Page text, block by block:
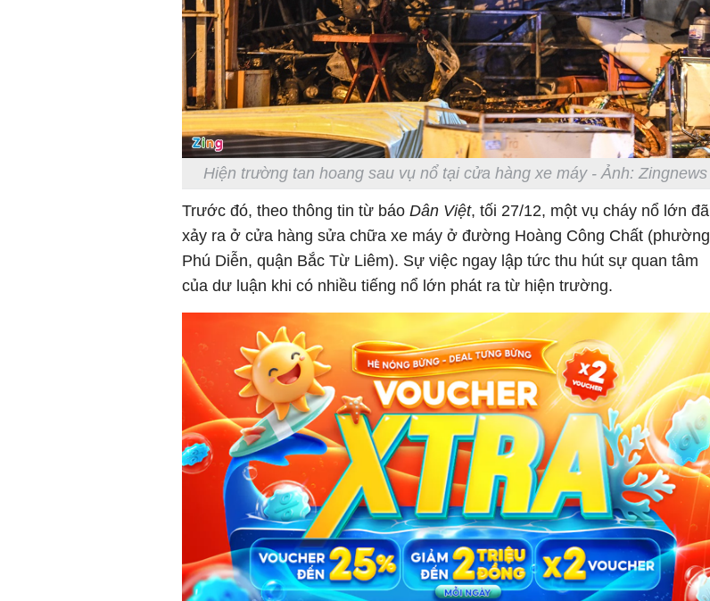
Hiện trường tan hoang sau vụ nổ tại cửa hàng xe máy - Ảnh: Zingnews
Trước đó, theo thông tin từ báo Dân Việt, tối 27/12, một vụ cháy nổ lớn đã
xảy ra ở cửa hàng sửa chữa xe máy ở đường Hoàng Công Chất (phường
Phú Diễn, quận Bắc Từ Liêm). Sự việc ngay lập tức thu hút sự quan tâm
của dư luận khi có nhiều tiếng nổ lớn phát ra từ hiện trường.